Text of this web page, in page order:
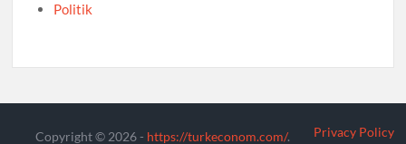
Politik
Copyright © 2026 - https://turkeconom.com/. Privacy Policy